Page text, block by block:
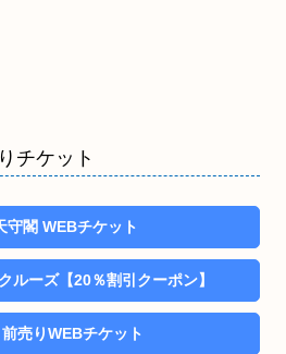
チケット
守閣 WEBチケット
ルーズ【20％割引クーポン】
売りWEBチケット